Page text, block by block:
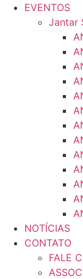
EVENTOS
Jantar
NOTÍCIAS
CONTATO
FALE